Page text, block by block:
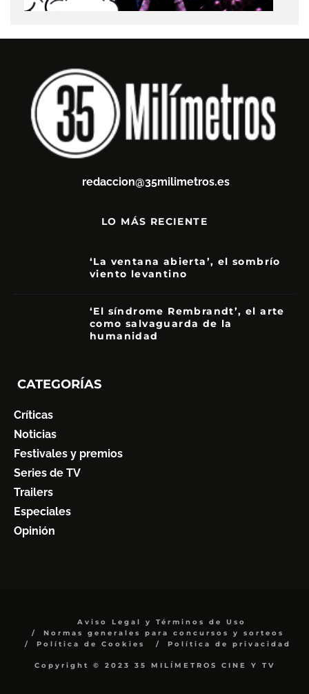
redaccion@35milimetros.es
LO MÁS RECIENTE
‘La ventana abierta’, el sombrío
viento levantino
‘El síndrome Rembrandt’, el arte
como salvaguarda de la
humanidad
CATEGORÍAS
Críticas
Noticias
Festivales y premios
Series de TV
Trailers
Especiales
Opinión
Aviso Legal y Términos de Uso
Normas generales para concursos y sorteos
Política de Cookies
Política de privacidad
Copyright © 2023 35 MILÍMETROS CINE Y TV